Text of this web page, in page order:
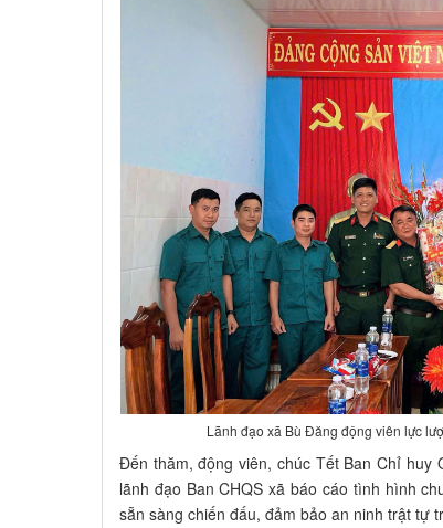
Lãnh đạo xã Bù Đăng động viên lực
Đến thăm, động viên, chúc Tết Ban Chỉ
lãnh đạo Ban CHQS xã báo cáo tình hình
sẵn sàng chiến đấu, đảm bảo an ninh trật tự